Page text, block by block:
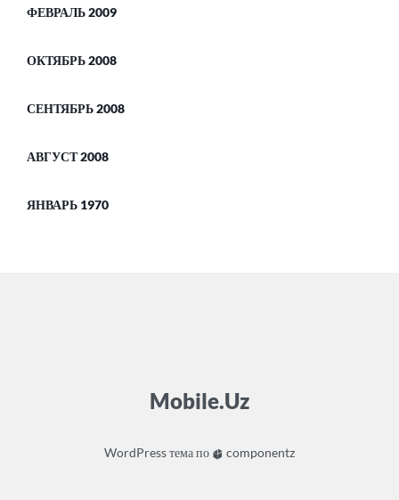
ФЕВРАЛЬ 2009
ОКТЯБРЬ 2008
СЕНТЯБРЬ 2008
АВГУСТ 2008
ЯНВАРЬ 1970
Mobile.Uz
WordPressтема по componentz